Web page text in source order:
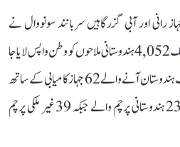
رانی اور آبی گزرگاہیں سربانند سونووال نے
پارلیمنٹ کو بتایا کہ خلیجی خطے سے اب تک 4,052 ہندوستانی ملاحوں کو وطن واپس لایا جا
چکا ہے۔ انہوں نے کہا کہ 3 اگست تک ہندوستان آنے والے 62 جہاز کامیابی کے ساتھ
آبنائے ہرمز سے گزرے، جن میں 23 ہندوستانی پرچم والے جبکہ 39 غیر ملکی پرچم